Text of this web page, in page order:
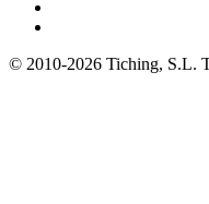
© 2010-2026 Tiching, S.L.